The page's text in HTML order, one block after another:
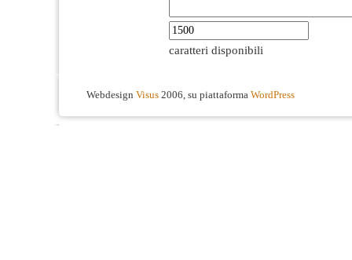
caratteri disponibili
Webdesign Visus 2006, su piattaforma WordPress